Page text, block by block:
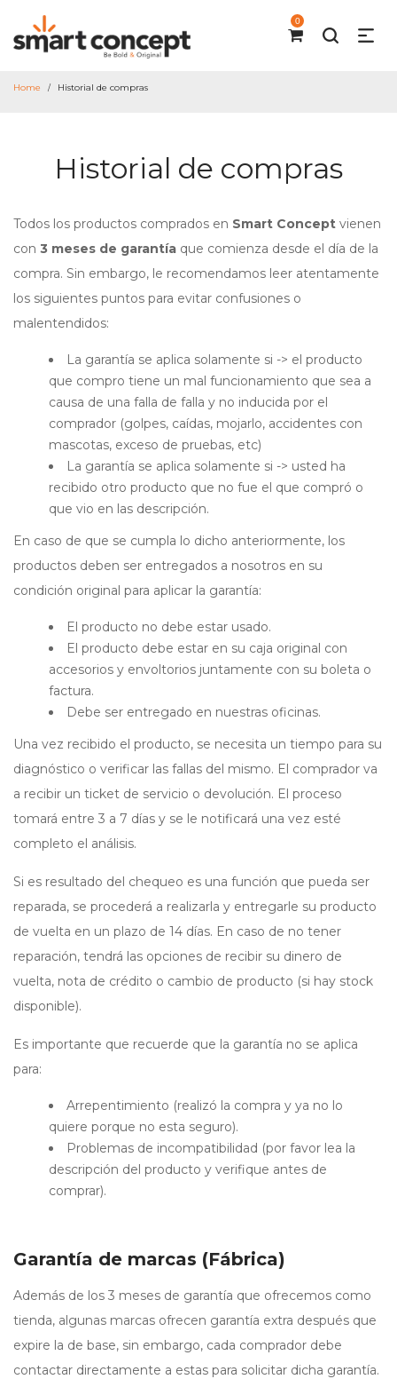
0
Home / Historial de compras
Historial de compras
Todos los productos comprados en Smart Concept vienen
con 3 meses de garantía que comienza desde el día de la
compra. Sin embargo, le recomendamos leer atentamente
los siguientes puntos para evitar confusiones o
malentendidos:
La garantía se aplica solamente si -> el producto
que compro tiene un mal funcionamiento que sea a
causa de una falla de falla y no inducida por el
comprador (golpes, caídas, mojarlo, accidentes con
mascotas, exceso de pruebas, etc)
La garantía se aplica solamente si -> usted ha
recibido otro producto que no fue el que compró o
que vio en las descripción.
En caso de que se cumpla lo dicho anteriormente, los
productos deben ser entregados a nosotros en su
condición original para aplicar la garantía:
El producto no debe estar usado.
El producto debe estar en su caja original con
accesorios y envoltorios juntamente con su boleta o
factura.
Debe ser entregado en nuestras oficinas.
Una vez recibido el producto, se necesita un tiempo para su
diagnóstico o verificar las fallas del mismo. El comprador va
a recibir un ticket de servicio o devolución. El proceso
tomará entre 3 a 7 días y se le notificará una vez esté
completo el análisis.
Si es resultado del chequeo es una función que pueda ser
reparada, se procederá a realizarla y entregarle su producto
de vuelta en un plazo de 14 días. En caso de no tener
reparación, tendrá las opciones de recibir su dinero de
vuelta, nota de crédito o cambio de producto (si hay stock
disponible).
Es importante que recuerde que la garantía no se aplica
para:
Arrepentimiento (realizó la compra y ya no lo
quiere porque no esta seguro).
Problemas de incompatibilidad (por favor lea la
descripción del producto y verifique antes de
comprar).
Garantía de marcas (Fábrica)
Además de los 3 meses de garantía que ofrecemos como
tienda, algunas marcas ofrecen garantía extra después que
expire la de base, sin embargo, cada comprador debe
contactar directamente a estas para solicitar dicha garantía.